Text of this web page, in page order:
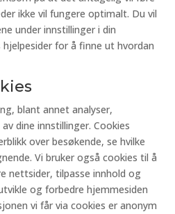
ikke vil fungere optimalt. Du vil
under innstillinger i din
for å finne ut hvordan
blant annet analyser,
dine innstillinger. Cookies
over besøkende, se hvilke
Vi bruker også cookies til å
nettsider, tilpasse innhold og
og forbedre hjemmesiden
vi får via cookies er anonym